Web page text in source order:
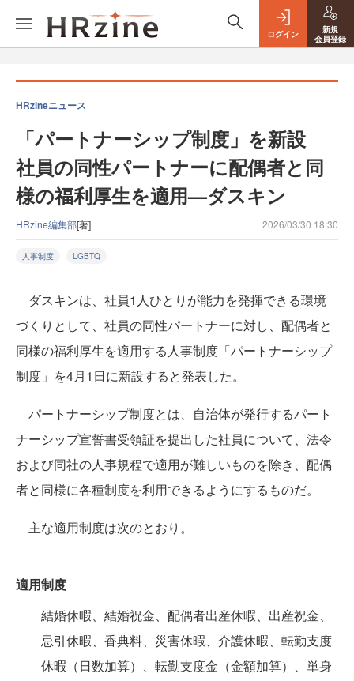
ログイン
新規
会員登録
HRzineニュース
「パートナーシップ制度」を新設
社員の同性パートナーに配偶者と同
様の福利厚生を適用—ダスキン
HRzine編集部[著] 2026/03/30 18:30
人事制度 LGBTQ
ダスキンは、社員1人ひとりが能力を発揮できる環境
づくりとして、社員の同性パートナーに対し、配偶者と
同様の福利厚生を適用する人事制度「パートナーシップ
制度」を4月1日に新設すると発表した。
パートナーシップ制度とは、自治体が発行するパート
ナーシップ宣誓書受領証を提出した社員について、法令
および同社の人事規程で適用が難しいものを除き、配偶
者と同様に各種制度を利用できるようにするものだ。
主な適用制度は次のとおり。
適用制度
結婚休暇、結婚祝金、配偶者出産休暇、出産祝金、
忌引休暇、香典料、災害休暇、介護休暇、転勤支度
休暇（日数加算）、転勤支度金（金額加算）、単身